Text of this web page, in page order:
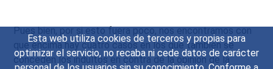
Esta web utiliza cookies de terceros y propias para
optimizar el servicio, no recaba ni cede datos de carácter
Pues bien, por si esto fuera poco, nos encontramos con
que encima hay cuatro casos en los que también se
conceden los indultos en contra de la opinión de la